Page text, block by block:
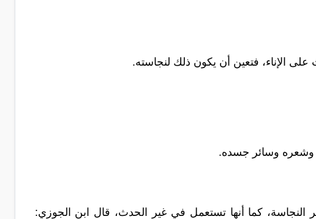
الإناء، فتعين أن يكون ذلك لنجاسته.
وشعره وسائر جسده.
كما أنها تستعمل في غير الحدث، قال ابن الجوزي: